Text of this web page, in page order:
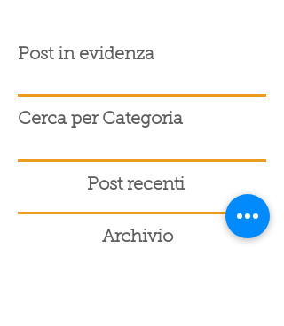
Post in evidenza
Cerca per Categoria
Post recenti
Archivio